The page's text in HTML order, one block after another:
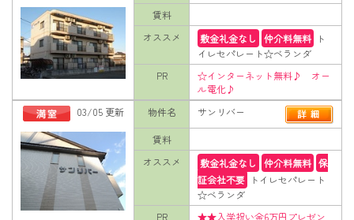
賃料
オススメ
敷金礼金なし 仲介料無料
ト
イレセパレート☆ベランダ
PR
☆インターネット無料♪ オー
ル電化♪
03/05 更新
物件名 サンリバー
賃料
オススメ
敷金礼金なし 仲介料無料 保
証会社不要
トイレセパレート
☆ベランダ
PR
★★入学祝い金6万円プレゼン